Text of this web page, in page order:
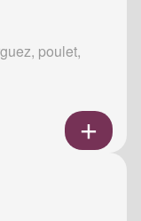
poulet,